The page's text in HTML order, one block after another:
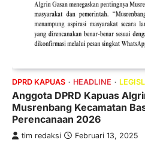
DPRD KAPUAS HEADLINE
Anggota DPRD Kapuas
Musrenbang Kecamatan
Perencanaan 2026
tim redaksi Februari 13, 2025